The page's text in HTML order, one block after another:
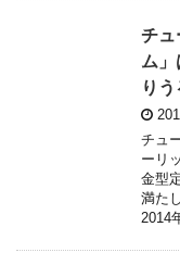
チュ
ム
り
チュ
ーリ
金型
満た
2014